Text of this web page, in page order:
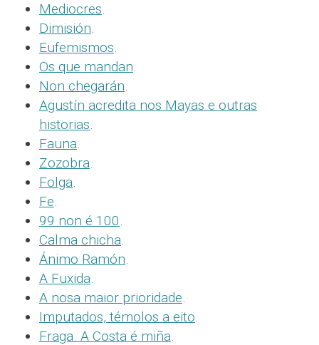
Mediocres.
Dimisión.
Eufemismos.
Os que mandan.
Non chegarán.
Agustín acredita nos Mayas e outras
historias.
Fauna.
Zozobra.
Folga.
Fe.
99 non é 100.
Calma chicha.
Ánimo Ramón.
A Fuxida.
A nosa maior prioridade.
Imputados, témolos a eito.
Fraga. A Costa é miña.